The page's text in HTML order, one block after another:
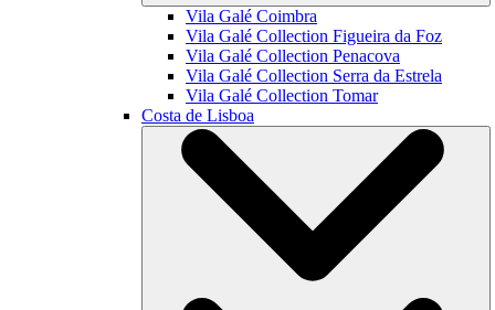
Vila Galé Coimbra
Vila Galé Collection Figueira da Foz
Vila Galé Collection Penacova
Vila Galé Collection Serra da Estrela
Vila Galé Collection Tomar
Costa de Lisboa